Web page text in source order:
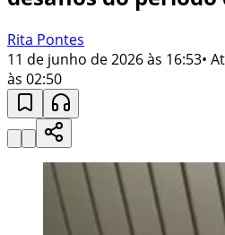
Rita Pontes
11 de junho de 2026 às 16:53•
às 02:50